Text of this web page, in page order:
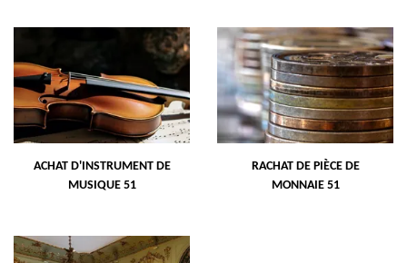
ACHAT D'INSTRUMENT DE
MUSIQUE 51
RACHAT DE PIÈCE DE
MONNAIE 51